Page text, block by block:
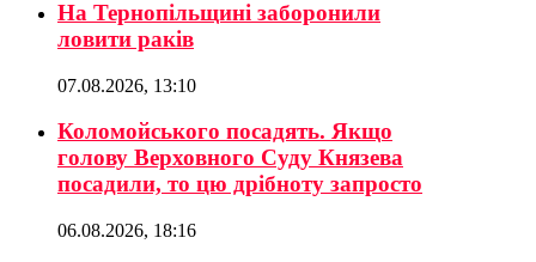
На Тернопільщині заборонили
ловити раків
07.08.2026, 13:10
Коломойського посадять. Якщо
голову Верховного Суду Князева
посадили, то цю дрібноту запросто
06.08.2026, 18:16